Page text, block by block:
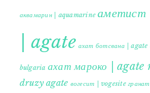
аквамарин | aquamarine
| agate ахат ботсвана |
bulgaria ахат мароко | agate
druzy agate вогесит | vogesite